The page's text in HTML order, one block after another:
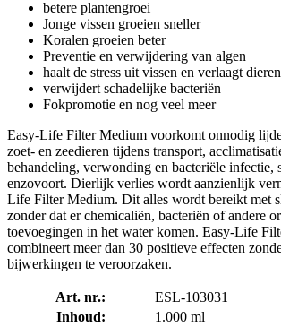
betere plantengroei
Jonge vissen groeien sneller
Koralen groeien beter
Preventie en verwijdering van algen
haalt de stress uit vissen en verlaagt dieren
verwijdert schadelijke bacteriën
Fokpromotie en nog veel meer
Easy-Life Filter Medium voorkomt onnodig
zoet- en zeedieren tijdens transport,
behandeling, verwonding en bacteriële infectie,
enzovoort. Dierlijk verlies wordt aanzienlijk
Life Filter Medium. Dit alles wordt bereikt met
zonder dat er chemicaliën, bacteriën of andere
toevoegingen in het water komen. Easy-Life
combineert meer dan 30 positieve effecten
bijwerkingen te veroorzaken.
Art. nr.:
ESL-103031
Inhoud:
1.000 ml